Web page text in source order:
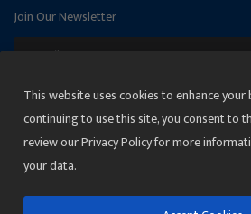
Join Our Newsletter
Terms & Conditions
This website uses cookies to enhance
continuing to use this site, you consent to
review our Privacy Policy for more
your data.